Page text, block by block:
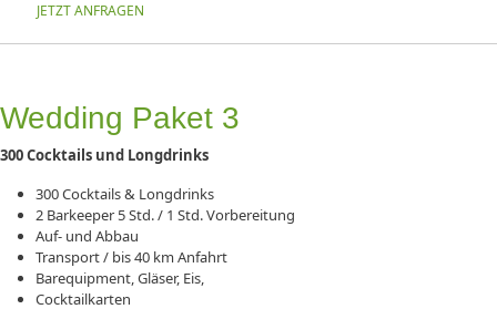
JETZT ANFRAGEN
Wedding Paket 3
300Cocktails und Longdrinks
300 Cocktails & Longdrinks
2 Barkeeper 5 Std. / 1 Std. Vorbereitung
Auf- und Abbau
Transport / bis 40 km Anfahrt
Barequipment, Gläser, Eis,
Cocktailkarten